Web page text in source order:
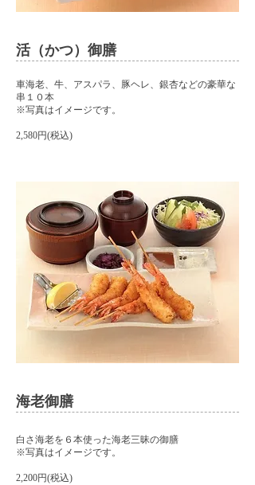
活（かつ）御膳
車海老、牛、アスパラ、豚ヘレ、銀杏などの豪華な
串１０本
​※写真はイメージです。
2,580円(税込)
海老御膳
白さ海老を６本使った海老三昧の御膳
​※写真はイメージです。
2,200円(税込)